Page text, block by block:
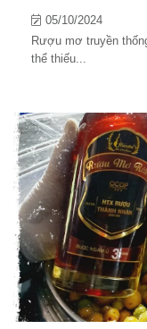
Rượu mơ truyền
thể thiếu...
05/10/2024